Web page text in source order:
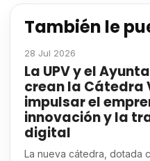
También le
28 Jul 2026
La UPV y el
crean la Cátedra
impulsar el
innovación y la
digital
La nueva cátedra, dotada